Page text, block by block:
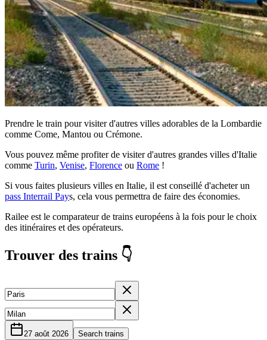
Prendre le train pour visiter d'autres villes adorables de la Lombardie
comme Come, Mantou ou Crémone.
Vous pouvez même profiter de visiter d'autres grandes villes d'Italie
comme Turin, Venise, Florence ou Rome !
Si vous faites plusieurs villes en Italie, il est conseillé d'acheter un
pass Interrail Pays, cela vous permettra de faire des économies.
Railee est le comparateur de trains européens à la fois pour le choix
des itinéraires et des opérateurs.
Trouver des trains 👇
27 août 2026 Search trains